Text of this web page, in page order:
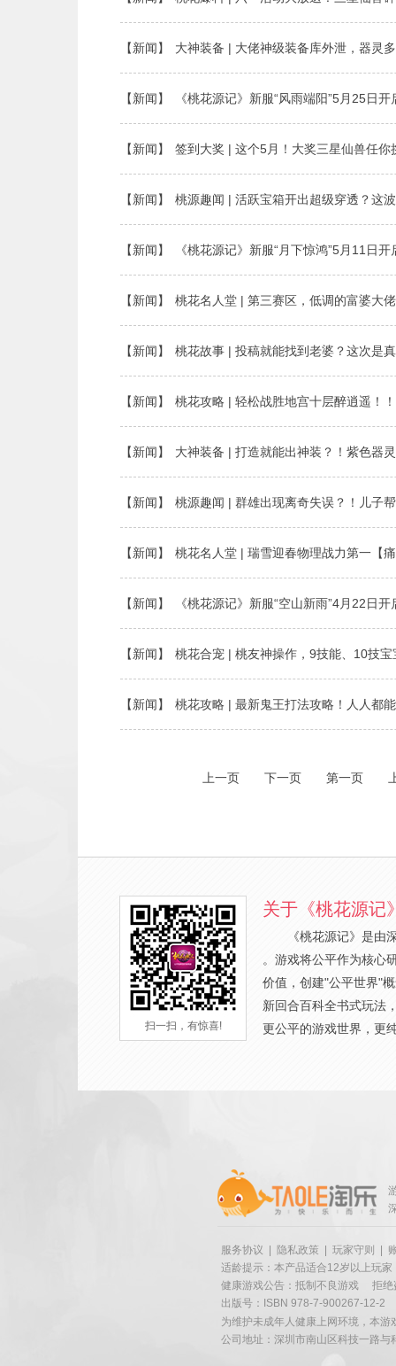
【新闻】 大神装备 | 大佬神级装备库外泄，器灵
【新闻】 《桃花源记》新服“风雨端阳”5月25日开
【新闻】 签到大奖 | 这个5月！大奖三星仙兽任你
【新闻】 桃源趣闻 | 活跃宝箱开出超级穿透？这
【新闻】 《桃花源记》新服“月下惊鸿”5月11日开
【新闻】 桃花名人堂 | 第三赛区，低调的富婆大
【新闻】 桃花故事 | 投稿就能找到老婆？这次是
【新闻】 桃花攻略 | 轻松战胜地宫十层醉逍遥！
【新闻】 大神装备 | 打造就能出神装？！紫色器
【新闻】 桃源趣闻 | 群雄出现离奇失误？！儿子
【新闻】 桃花名人堂 | 瑞雪迎春物理战力第一【
【新闻】 《桃花源记》新服“空山新雨”4月22日开
【新闻】 桃花合宠 | 桃友神操作，9技能、10技
【新闻】 桃花攻略 | 最新鬼王打法攻略！人人都
上一页 下一页 第一页
扫一扫，有惊喜!
关于《桃花源记
《桃花源记》是由
。游戏将公平作为核心
价值，创建"公平世界"
新回合百科全书式玩法
更公平的游戏世界，更
服务协议 隐私政策 玩家守则
适龄提示：本产品适合12岁以上玩家
健康游戏公告：抵制不良游戏
拒绝
出版号：ISBN 978-7-900267-12-2
为维护未成年人健康上网环境，本
公司地址：深圳市南山区科技一路